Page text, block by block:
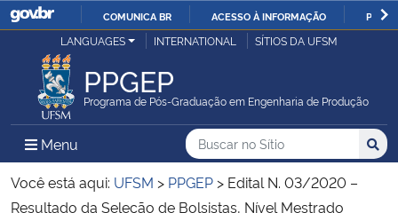
IR
COMUNICA BR ACESSO À INFORMAÇÃO
Ministério da Justiça e Segurança Pública
Ministério da Defesa
Ministério das Relações Exteriores
LANGUAGES INTERNATIONAL SÍTIOS DA UFSM
PPGEP
Programa de Pós-Graduação em Engenharia de Produção
Menu Menu Principal do Sítio
Busca
Buscar no no Sítio
Busca:
Você está aqui: UFSM > PPGEP > Edital N. 03/2020 –
Resultado da Seleção de Bolsistas, Nível Mestrado